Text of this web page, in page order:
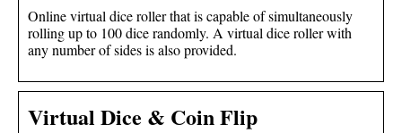
Online virtual dice roller that is capable of simultaneously
rolling up to 100 dice randomly. A virtual dice roller with
any number of sides is also provided.
Virtual Dice & Coin Flip